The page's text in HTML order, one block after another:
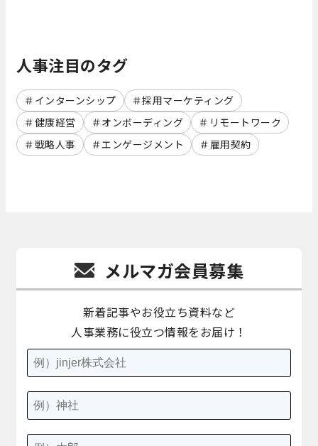
人事注目のタグ
インターンシップ
採用マーケティング
健康経営
オンボーディング
リモートワーク
戦略人事
エンゲージメント 雇用契約
メルマガ会員募集
新着記事やお役立ち資料など
人事業務に役立つ情報をお届け！